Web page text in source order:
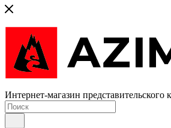
Интернет-магазин представительского